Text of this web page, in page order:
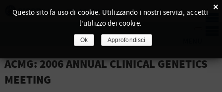
ACMG: 2006 ANNUAL CLINICAL GENETICS
MEETING
×
Questo sito fa uso di cookie. Utilizzando i nostri servizi, accetti
l'utilizzo dei cookie.
Ok Approfondisci